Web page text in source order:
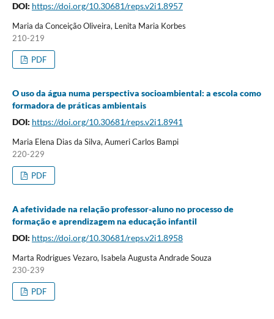
DOI: https://doi.org/10.30681/reps.v2i1.8957
Maria da Conceição Oliveira, Lenita Maria Korbes
210-219
PDF
O uso da água numa perspectiva socioambiental: a escola como
formadora de práticas ambientais
DOI: https://doi.org/10.30681/reps.v2i1.8941
Maria Elena Dias da Silva, Aumeri Carlos Bampi
220-229
PDF
A afetividade na relação professor-aluno no processo de
formação e aprendizagem na educação infantil
DOI: https://doi.org/10.30681/reps.v2i1.8958
Marta Rodrigues Vezaro, Isabela Augusta Andrade Souza
230-239
PDF